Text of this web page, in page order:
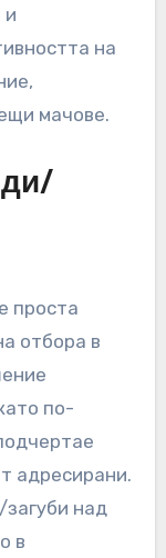
и
на
мачове.
проста
отбора в
по-
адресирани.
над
в